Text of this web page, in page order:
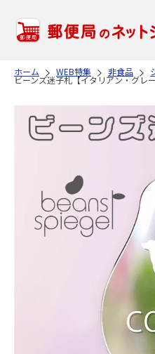
ホーム WEB特集 非食品
ビーンズ迷子札【イタリアン・グレ